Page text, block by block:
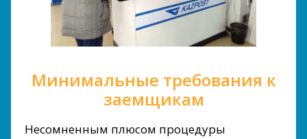
Минимальные требования к
заемщикам
Несомненным плюсом процедуры